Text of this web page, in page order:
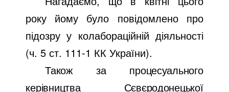
року йому було повідомлено про
підозру у колабораційній діяльності
(ч. 5 ст. 111-1 КК України).
Також за процесуального
керівництва Сєвєродонецької